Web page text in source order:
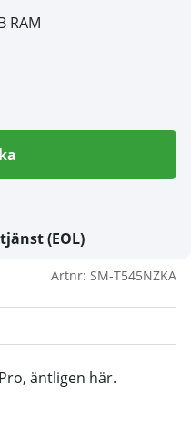
RAM
(EOL)
Artnr: SM-T545NZKA
äntligen här.